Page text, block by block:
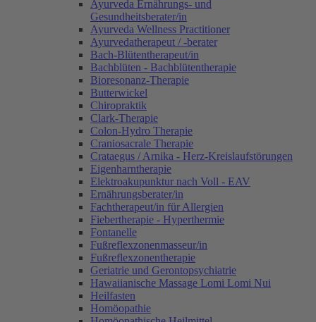
Ayurveda Ernährungs- und
Gesundheitsberater/in
Ayurveda Wellness Practitioner
Ayurvedatherapeut / -berater
Bach-Blütentherapeut/in
Bachblüten - Bachblütentherapie
Bioresonanz-Therapie
Butterwickel
Chiropraktik
Clark-Therapie
Colon-Hydro Therapie
Craniosacrale Therapie
Crataegus / Arnika - Herz-Kreislaufstörungen
Eigenharntherapie
Elektroakupunktur nach Voll - EAV
Ernährungsberater/in
Fachtherapeut/in für Allergien
Fiebertherapie - Hyperthermie
Fontanelle
Fußreflexzonenmasseur/in
Fußreflexzonentherapie
Geriatrie und Gerontopsychiatrie
Hawaiianische Massage Lomi Lomi Nui
Heilfasten
Homöopathie